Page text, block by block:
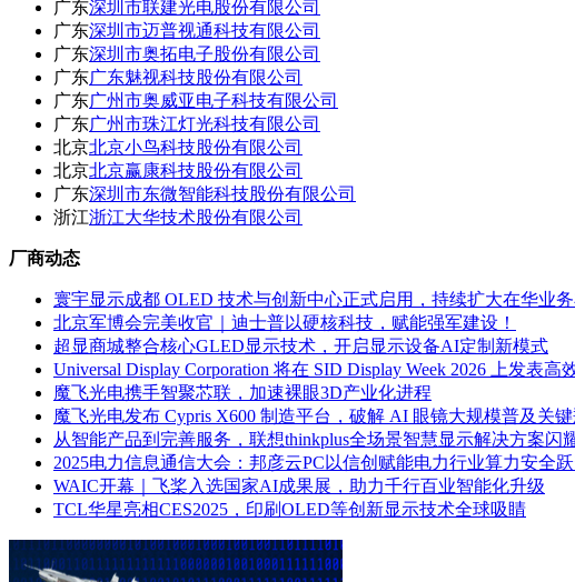
广东深圳市联建光电股份有限公司
广东深圳市迈普视通科技有限公司
广东深圳市奥拓电子股份有限公司
广东广东魅视科技股份有限公司
广东广州市奥威亚电子科技有限公司
广东广州市珠江灯光科技有限公司
北京北京小鸟科技股份有限公司
北京北京赢康科技股份有限公司
广东深圳市东微智能科技股份有限公司
浙江浙江大华技术股份有限公司
厂商动态
寰宇显示成都 OLED 技术与创新中心正式启用，持续扩大在华业
北京军博会完美收官｜迪士普以硬核科技，赋能强军建设！
超显商城整合核心GLED显示技术，开启显示设备AI定制新模式
Universal Display Corporation 将在 SID Display Week 2026 上发表
魔飞光电携手智聚芯联，加速裸眼3D产业化进程
魔飞光电发布 Cypris X600 制造平台，破解 AI 眼镜大规模普及关
从智能产品到完善服务，联想thinkplus全场景智慧显示解决方案闪
2025电力信息通信大会：邦彦云PC以信创赋能电力行业算力安全
WAIC开幕｜飞桨入选国家AI成果展，助力千行百业智能化升级
TCL华星亮相CES2025，印刷OLED等创新显示技术全球吸睛